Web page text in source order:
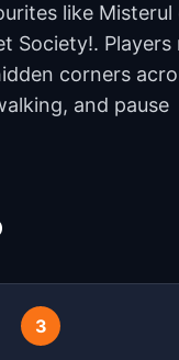
like Misterul
Society!. Players
corners
and pause
3